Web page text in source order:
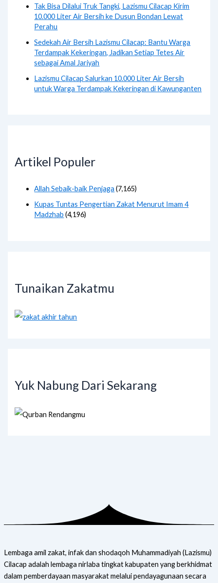
Tak Bisa Dilalui Truk Tangki, Lazismu Cilacap Kirim
10.000 Liter Air Bersih ke Dusun Bondan Lewat
Perahu
Sedekah Air Bersih Lazismu Cilacap: Bantu Warga
Terdampak Kekeringan, Jadikan Setiap Tetes Air
sebagai Amal Jariyah
Lazismu Cilacap Salurkan 10.000 Liter Air Bersih
untuk Warga Terdampak Kekeringan di Kawunganten
Artikel Populer
Allah Sebaik-baik Penjaga (7,165)
Kupas Tuntas Pengertian Zakat Menurut Imam 4
Madzhab (4,196)
Tunaikan Zakatmu
Yuk Nabung Dari Sekarang
Lembaga amil zakat, infak dan shodaqoh Muhammadiyah (Lazismu)
Cilacap adalah lembaga nirlaba tingkat kabupaten yang berkhidmat
dalam pemberdayaan masyarakat melalui pendayagunaan secara